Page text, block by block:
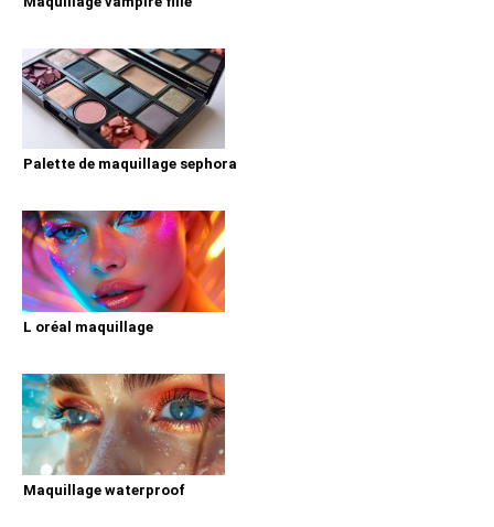
Palette de maquillage sephora
L oréal maquillage
Maquillage waterproof